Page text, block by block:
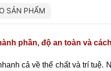
SẢN PHẨM
phần, độ an toàn và
cả về thể chất và trí